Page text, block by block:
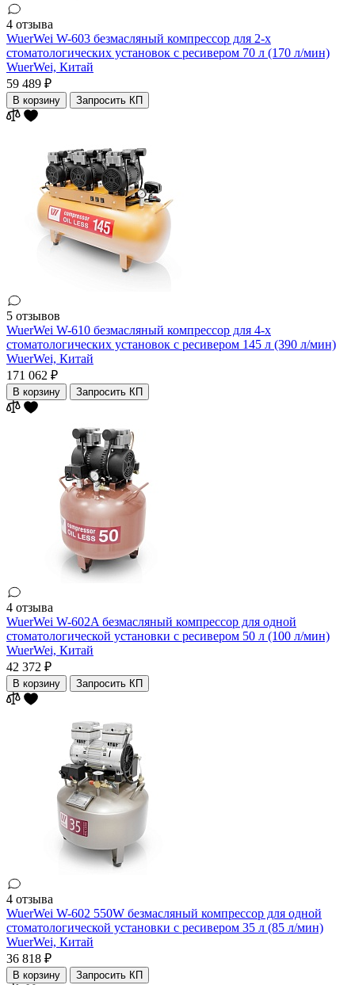
4 отзыва
WuerWei W-603 безмасляный компрессор для 2-х
стоматологических установок с ресивером 70 л (170 л/мин)
WuerWei, Китай
59 489 ₽
В корзину Запросить КП
5 отзывов
WuerWei W-610 безмасляный компрессор для 4-х
стоматологических установок с ресивером 145 л (390 л/мин)
WuerWei, Китай
171 062 ₽
В корзину Запросить КП
4 отзыва
WuerWei W-602A безмасляный компрессор для одной
стоматологической установки с ресивером 50 л (100 л/мин)
WuerWei, Китай
42 372 ₽
В корзину Запросить КП
4 отзыва
WuerWei W-602 550W безмасляный компрессор для одной
стоматологической установки с ресивером 35 л (85 л/мин)
WuerWei, Китай
36 818 ₽
В корзину Запросить КП